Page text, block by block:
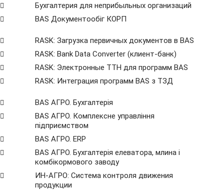
Бухгалтерия для неприбыльных организаций
BAS Документообіг КОРП
RASK: Загрузка первичных документов в BAS
RASK: Bank Data Сonverter (клиент-банк)
RASK: Электронные ТТН для программ BAS
RASK: Интеграция программ BAS з ТЗД
BAS АГРО. Бухгалтерія
BAS АГРО. Комплексне управління
підприємством
BAS АГРО. ERP
BAS АГРО. Бухгалтерія елеватора, млина і
комбікормового заводу
ИН-АГРО: Система контроля движения
продукции